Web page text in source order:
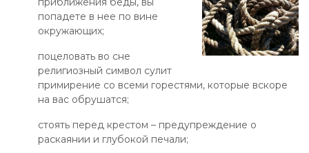
попадете в нее по вине
окружающих;
поцеловать во сне
религиозный символ сулит
примирение со всеми горестями, которые вскоре
на вас обрушатся;
стоять перед крестом – предупреждение о
раскаянии и глубокой печали;